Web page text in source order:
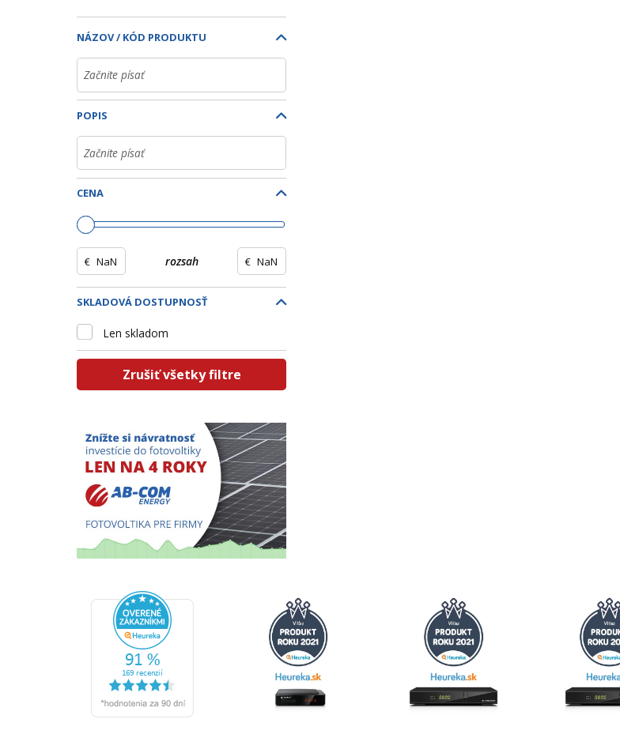
NÁZOV / KÓD PRODUKTU
POPIS
CENA
€ rozsah €
SKLADOVÁ DOSTUPNOSŤ
Len skladom
Zrušiť všetky filtre